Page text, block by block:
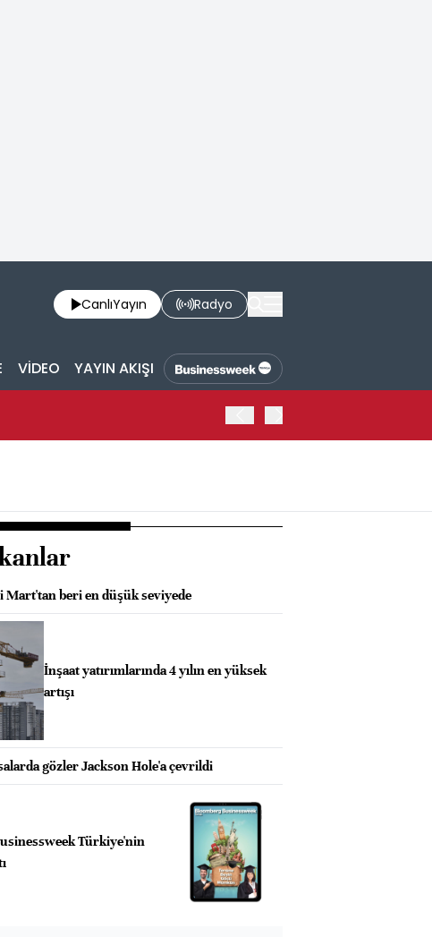
CanlıYayın Radyo
VİDEO YAYIN AKIŞI
Mart'tan beri en düşük seviyede
İnşaat yatırımlarında 4 yılın en yüksek
artışı
gözler Jackson Hole'a çevrildi
Türkiye'nin